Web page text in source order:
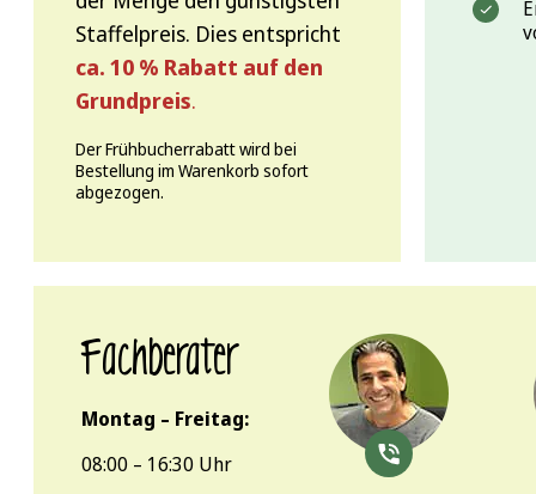
Staffelpreis. Dies entspricht
ca. 10 % Rabatt auf den
Grundpreis.
Der Frühbucherrabatt wird bei
Bestellung im Warenkorb sofort
abgezogen.
Fachberater
Montag – Freitag:
08:00 – 16:30 Uhr